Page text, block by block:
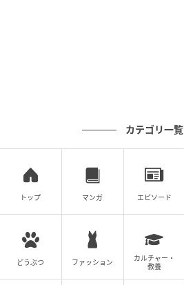
カテゴリ一覧
トップ マンガ エピソード
どうぶつ ファッション
カルチャー・
教養